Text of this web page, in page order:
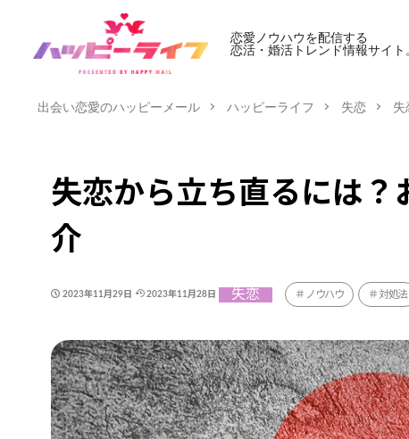
恋愛ノウハウを配信する
恋活・婚活トレンド情報サイト
出会い恋愛のハッピーメール ハッピーライフ 失恋 失
失恋から立ち直るには？
介
2023年11月29日 2023年11月28日 失恋 ノウハウ 対処法